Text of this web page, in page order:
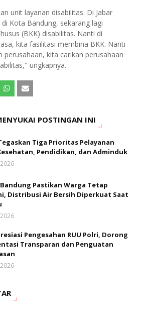
unit layanan disabilitas. Di Jabar
Kota Bandung, sekarang lagi
(BKK) disabilitas. Nanti di
kita fasilitasi membina BKK. Nanti
perusahaan, kita carikan perusahaan
ungkapnya.
POSTINGAN INI
Tiga Prioritas Pelayanan
Pendidikan, dan Adminduk
Pastikan Warga Tetap
Distribusi Air Bersih Diperkuat Saat
Pengesahan RUU Polri, Dorong
Transparan dan Penguatan